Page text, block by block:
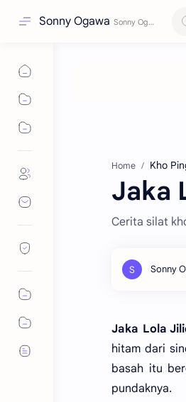
Sonny Ogawa
Home Kho
Jaka
Cerita silat
Jaka Lola
hitam dari
basah itu
pundaknya.